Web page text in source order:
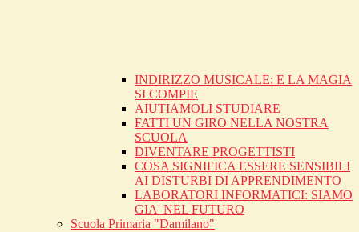
INDIRIZZO MUSICALE: E LA MAGIA
SI COMPIE
AIUTIAMOLI STUDIARE
FATTI UN GIRO NELLA NOSTRA
SCUOLA
DIVENTARE PROGETTISTI
COSA SIGNIFICA ESSERE SENSIBILI
AI DISTURBI DI APPRENDIMENTO
LABORATORI INFORMATICI: SIAMO
GIA' NEL FUTURO
Scuola Primaria "Damilano"